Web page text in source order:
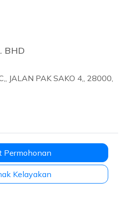
BHD
JALAN PAK SAKO 4,, 28000,
Permohonan
Kelayakan